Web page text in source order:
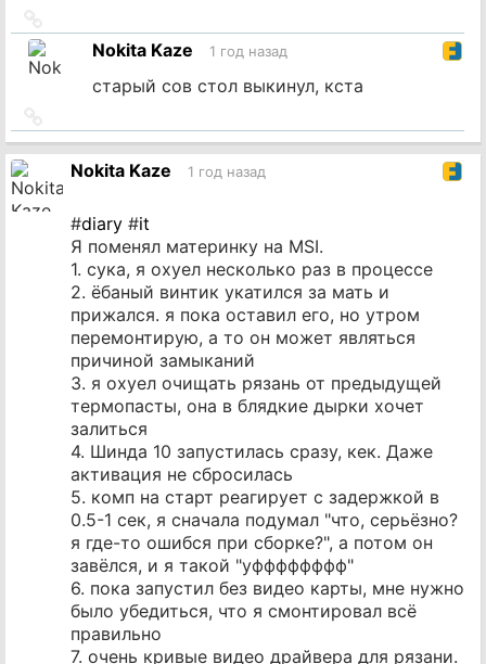
на
источникNokita Kaze 1 год назад
старый сов стол выкинул, кста
на
источник
Nokita Kaze 1 год назад
#diary #it
Я поменял материнку на MSI.
1. сука, я охуел несколько раз в процессе
2. ёбаный винтик укатился за мать и
прижался. я пока оставил его, но утром
перемонтирую, а то он может являться
причиной замыканий
3. я охуел очищать рязань от предыдущей
термопасты, она в блядкие дырки хочет
залиться
4. Шинда 10 запустилась сразу, кек. Даже
активация не сбросилась
5. комп на старт реагирует с задержкой в
0.5-1 сек, я сначала подумал "что, серьёзно?
я где-то ошибся при сборке?", а потом он
завёлся, и я такой "уфффффффф"
6. пока запустил без видео карты, мне нужно
было убедиться, что я смонтировал всё
правильно
7. очень кривые видео драйвера для рязани.